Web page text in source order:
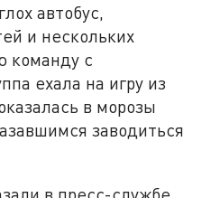
автобус,
и нескольких
команду с
ехала на игру из
в морозы
заводиться